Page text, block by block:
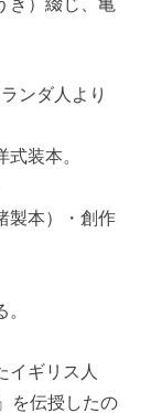
ンダ人より
装本。
製本）・創作
イギリス人
を伝授したの